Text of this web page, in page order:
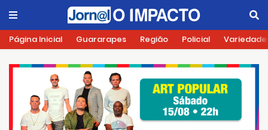
Página Inicial Guararapes Região Policial